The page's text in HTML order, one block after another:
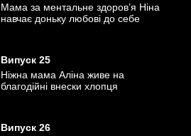
Мама за ментальне здоров’я Ніна
навчає доньку любові до себе
Випуск 25
Ніжна мама Аліна живе на
благодійні внески хлопця
Випуск 26